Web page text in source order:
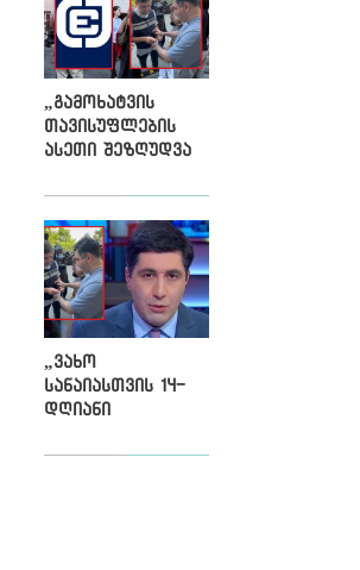
„გამოხატვის
თავისუფლების
ასეთი შეზღუდვა
ოცნებისთვისაც“
უპრეცენდენტოა“,
- ქარტია
„ვახო
სანაიასთვის 14-
დღიანი
შეფარდება